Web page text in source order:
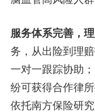
服务体系完善，
务，从出险到理
一对一跟踪协助
纷可获得合作律
依托南方保险研